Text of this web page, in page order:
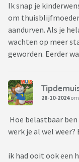
Ik snap je
om
aandurven. Als je
wachten op meer
geworden. Eerder
28-10-2024om
Hoe belastbaar ben
werk je al wel weer?
ik had ooit ook een